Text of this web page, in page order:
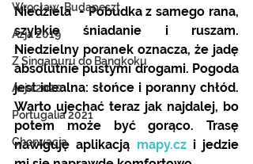
Wrocław-Budapeszt
Azja 2019
Z Singapuru do Bangkoku
Azja 2020
Portugalia 2021
Chorwacja
Niedziela  - Pobudka z samego rana,
szybkie śniadanie i ruszam.
Niedzielny poranek oznacza, że jadę
absolutnie pustymi drogami. Pogoda
jest idealna: słońce i poranny chłód.
Warto ujechać teraz jak najdalej, bo
potem może być gorąco. Trasę
nawiguję aplikacją mapy.cz i jedzie